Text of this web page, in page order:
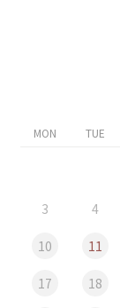
MON TUE
3 4
10 11
17 18